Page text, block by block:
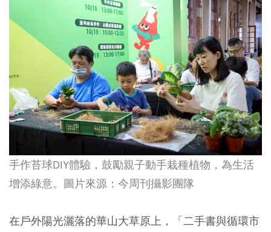
手作苔球DIY體驗，鼓勵親子動手栽種植物，為生活
增添綠意。圖片來源：今周刊攝影團隊
在戶外陽光灑落的華山大草原上，「二手書與循環市